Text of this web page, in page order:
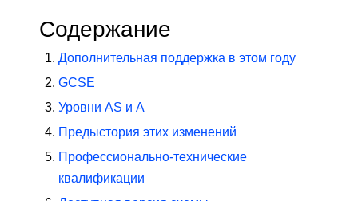
Содержание
Дополнительная поддержка в этом году
GCSE
Уровни AS и A
Предыстория этих изменений
Профессионально-технические
квалификации